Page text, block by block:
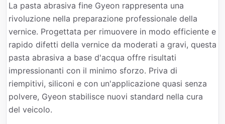
La pasta abrasiva fine Gyeon rappresenta una
rivoluzione nella preparazione professionale della
vernice. Progettata per rimuovere in modo efficiente e
rapido difetti della vernice da moderati a gravi, questa
pasta abrasiva a base d'acqua offre risultati
impressionanti con il minimo sforzo. Priva di
riempitivi, siliconi e con un'applicazione quasi senza
polvere, Gyeon stabilisce nuovi standard nella cura
del veicolo.